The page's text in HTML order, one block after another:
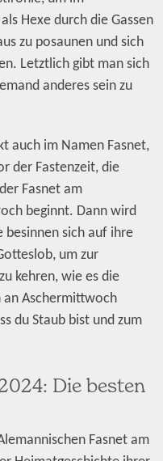
Hexe durch die Gassen
zu posaunen und sich
Letztlich gibt man sich
anderes sein zu
auch im Namen Fasnet,
der Fastenzeit, die
Fasnet am
beginnt. Dann wird
sich auf ihre
um zur
kehren, wie es die
an Aschermittwoch
du Staub bist und zum
Die besten
Fasnet am